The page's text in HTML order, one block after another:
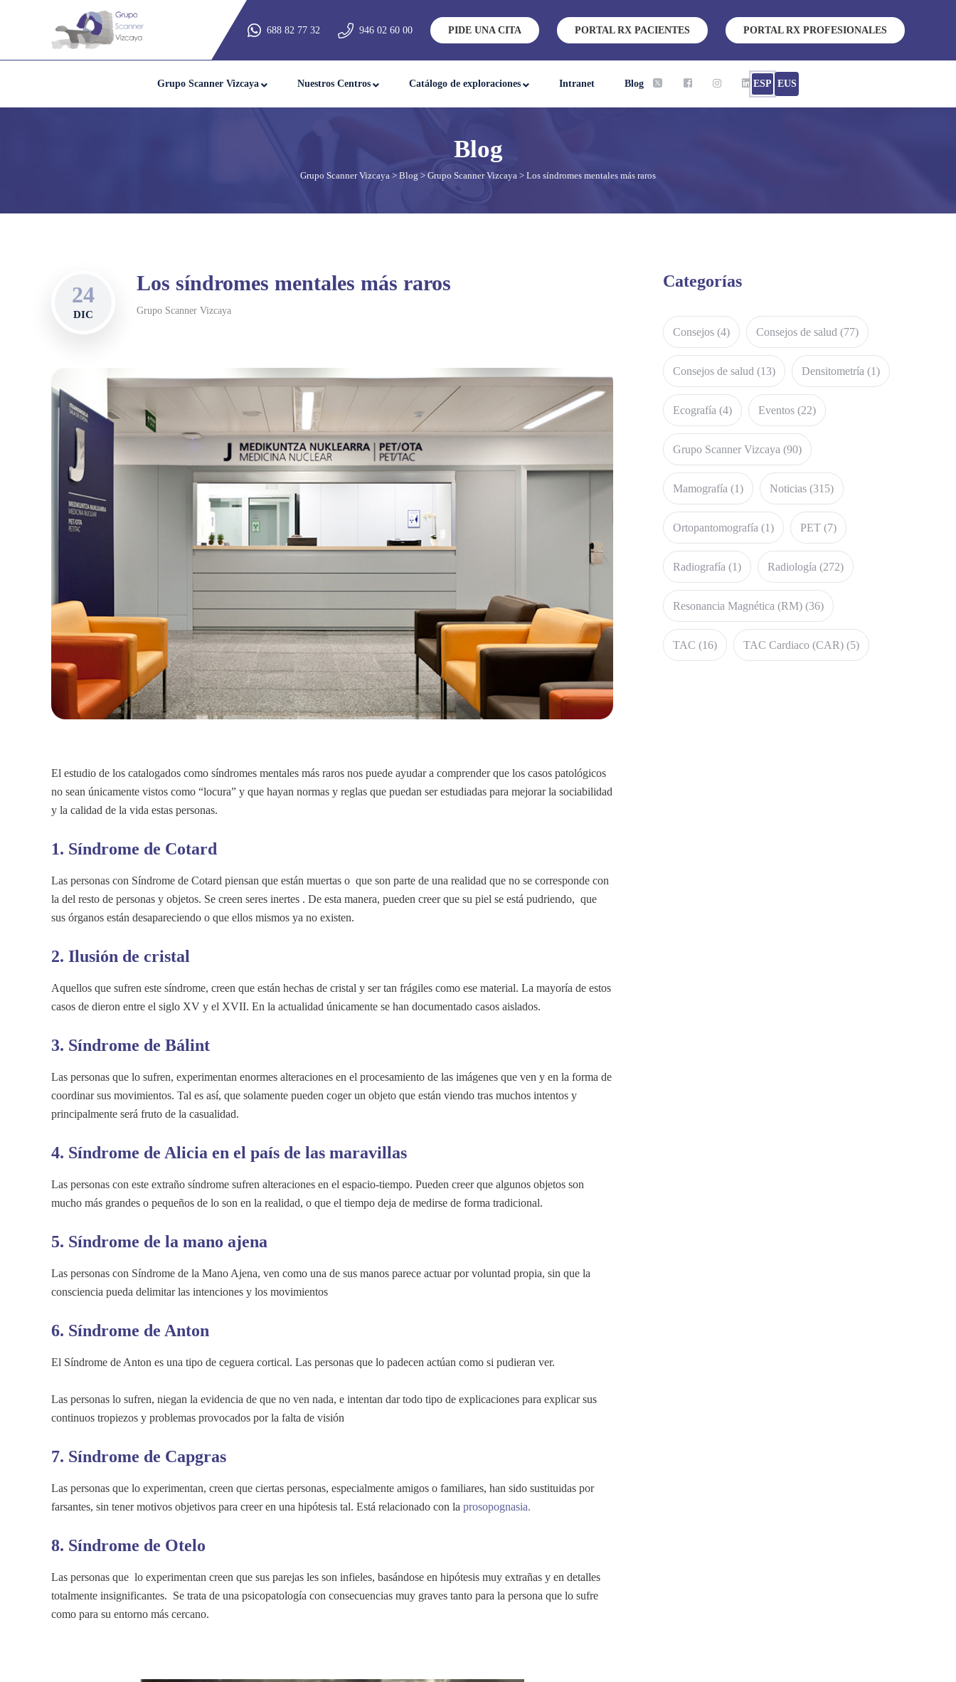
688 82 77 32 946 02 60 00 PIDE UNA CITA PORTAL RX PACIENTES PORTAL RX PROFESIONALES
Grupo Scanner Vizcaya Nuestros Centros Catálogo de exploraciones Intranet Blog ESP EUS
Grupo Scanner Vizcaya > Blog > Grupo Scanner Vizcaya > Los síndromes mentales más raros
24
DIC
Los síndromes mentales más raros
Grupo Scanner Vizcaya
El estudio de los catalogados como síndromes mentales más raros nos puede ayudar a comprender que los casos patológicos
no sean únicamente vistos como “locura” y que hayan normas y reglas que puedan ser estudiadas para mejorar la sociabilidad
y la calidad de la vida estas personas.
1. Síndrome de Cotard
Las personas con Síndrome de Cotard piensan que están muertas o que son parte de una realidad que no se corresponde con
la del resto de personas y objetos. Se creen seres inertes . De esta manera, pueden creer que su piel se está pudriendo, que
sus órganos están desapareciendo o que ellos mismos ya no existen.
2. Ilusión de cristal
Aquellos que sufren este síndrome, creen que están hechas de cristal y ser tan frágiles como ese material. La mayoría de estos
casos de dieron entre el siglo XV y el XVII. En la actualidad únicamente se han documentado casos aislados.
3. Síndrome de Bálint
Las personas que lo sufren, experimentan enormes alteraciones en el procesamiento de las imágenes que ven y en la forma de
coordinar sus movimientos. Tal es así, que solamente pueden coger un objeto que están viendo tras muchos intentos y
principalmente será fruto de la casualidad.
4. Síndrome de Alicia en el país de las maravillas
Las personas con este extraño síndrome sufren alteraciones en el espacio-tiempo. Pueden creer que algunos objetos son
mucho más grandes o pequeños de lo son en la realidad, o que el tiempo deja de medirse de forma tradicional.
5. Síndrome de la mano ajena
Las personas con Síndrome de la Mano Ajena, ven como una de sus manos parece actuar por voluntad propia, sin que la
consciencia pueda delimitar las intenciones y los movimientos
6. Síndrome de Anton
El Síndrome de Anton es una tipo de ceguera cortical. Las personas que lo padecen actúan como si pudieran ver.
Las personas lo sufren, niegan la evidencia de que no ven nada, e intentan dar todo tipo de explicaciones para explicar sus
continuos tropiezos y problemas provocados por la falta de visión
7. Síndrome de Capgras
Las personas que lo experimentan, creen que ciertas personas, especialmente amigos o familiares, han sido sustituidas por
farsantes, sin tener motivos objetivos para creer en una hipótesis tal. Está relacionado con la prosopognasia.
8. Síndrome de Otelo
Las personas que lo experimentan creen que sus parejas les son infieles, basándose en hipótesis muy extrañas y en detalles
totalmente insignificantes. Se trata de una psicopatología con consecuencias muy graves tanto para la persona que lo sufre
como para su entorno más cercano.
Categorías
Consejos (4) Consejos de salud (77)
Consejos de salud (13) Densitometría (1)
Ecografía (4) Eventos (22)
Grupo Scanner Vizcaya (90)
Mamografía (1) Noticias (315)
Ortopantomografía (1) PET (7)
Radiografía (1) Radiología (272)
Resonancia Magnética (RM) (36)
TAC (16) TAC Cardiaco (CAR) (5)